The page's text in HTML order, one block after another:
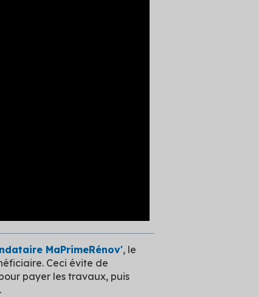
MaPrimeRénov', le
Ceci évite de
payer les travaux, puis